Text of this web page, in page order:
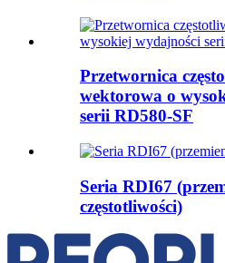
Przetwornica
wektorowa o
serii RD580-SF
Seria RDI67
częstotliwości)